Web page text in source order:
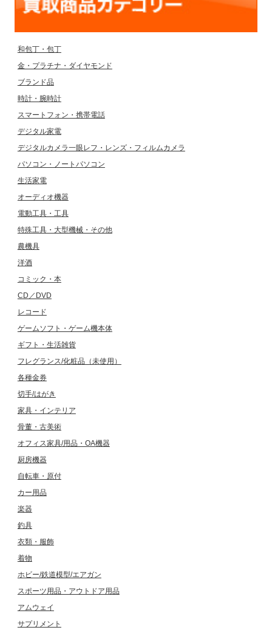
和包丁・包丁
金・プラチナ・ダイヤモンド
ブランド品
時計・腕時計
スマートフォン・携帯電話
デジタル家電
デジタルカメラ一眼レフ・レンズ・フィルムカメラ
パソコン・ノートパソコン
生活家電
オーディオ機器
電動工具・工具
特殊工具・大型機械・その他
農機具
洋酒
コミック・本
CD／DVD
レコード
ゲームソフト・ゲーム機本体
ギフト・生活雑貨
フレグランス/化粧品（未使用）
各種金券
切手/はがき
家具・インテリア
骨董・古美術
オフィス家具/用品・OA機器
厨房機器
自転車・原付
カー用品
楽器
釣具
衣類・服飾
着物
ホビー/鉄道模型/エアガン
スポーツ用品・アウトドア用品
アムウェイ
サプリメント